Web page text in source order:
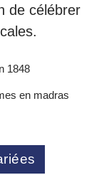
de célébrer
1848
en madras